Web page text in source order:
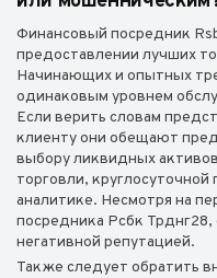
Финансовый посредник
предоставлении лучших
Начинающих и опытных
одинаковым уровнем
Если верить словам
клиенту они обещают
выбору ликвидных
торговли,
аналитике. Несмотря на
посредника Рсбк
негативной репутацией.
Также следует обратить